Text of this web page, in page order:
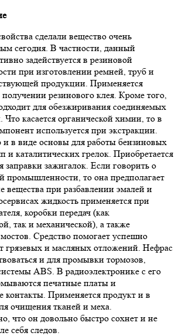
сделали вещество очень
сегодня. В частности, данный
задействуется в резиновой
при изготовлении ремней, труб и
продукции. Применяется
резинового клея. Кроме того,
для обезжиривания соединяемых
Что касается органической химии, то в
используется при экстракции.
в виде основы для работы бензиновых
и каталитических грелок. Приобретается
заправки зажигалок. Если говорить о
промышленности, то она предполагает
вещества при разбавлении эмалей и
жидкость применяется при
коробки передач (как
так и механической), а также
Средство помогает успешно
грязевых и масляных отложений. Нефрас
и для промывки тормозов,
ABS. В радиоэлектронике с его
печатные платы и
контакты. Применяется продукт и в
очищения тканей и меха.
что он довольно быстро сохнет и не
себя следов.